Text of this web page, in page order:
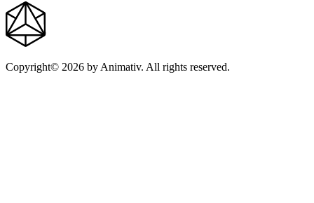
Copyright© 2026 by Animativ. All rights reserved.